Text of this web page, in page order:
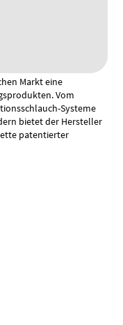
Markt eine
Vom
Systeme
bietet der Hersteller
patentierter